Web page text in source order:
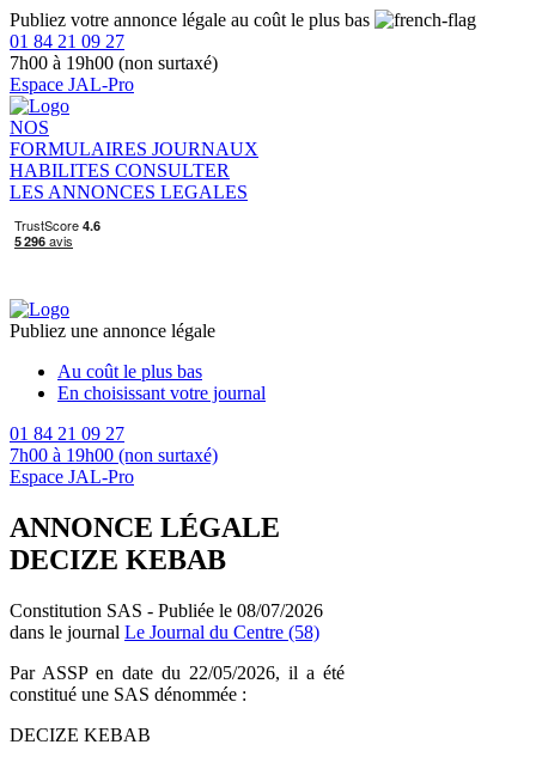
Publiez votre annonce légale au coût le plus bas
01 84 21 09 27
7h00 à 19h00 (non surtaxé)
Espace JAL-Pro
NOS
FORMULAIRES JOURNAUX
HABILITES CONSULTER
LES ANNONCES LEGALES
Publiez une annonce légale
Au coût le plus bas
En choisissant votre journal
01 84 21 09 27
7h00 à 19h00 (non surtaxé)
Espace JAL-Pro
ANNONCE LÉGALE
DECIZE KEBAB
Constitution SAS - Publiée le 08/07/2026
dans le journal Le Journal du Centre (58)
Par ASSP en date du 22/05/2026, il a été
constitué une SAS dénommée :
DECIZE KEBAB